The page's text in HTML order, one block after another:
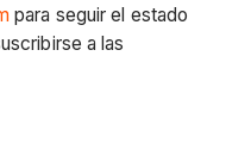
para seguir el estado
a las